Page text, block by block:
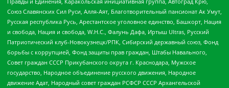
Союз Славянских Сил Руси, Алля-Аят, Благотворительный пансионат Ак Умут,
Русская республика Русь, Арестантское уголовное единство, Башкорт, Нация
и свобода, Нация и свобода, W.H.С., Фалунь Дафа, Иртыш Ultras, Русский
Патриотический клуб-Новокузнецк/РПК, Сибирский державный союз, Фонд
борьбы с коррупцией, Фонд защиты прав граждан, Штабы Навального,
Совет граждан СССР Прикубанского округа г. Краснодара, Мужское
государство, Народное объединение русского движения, Народное
движение Адат, Народный совет граждан РСФСР СССР Архангельской